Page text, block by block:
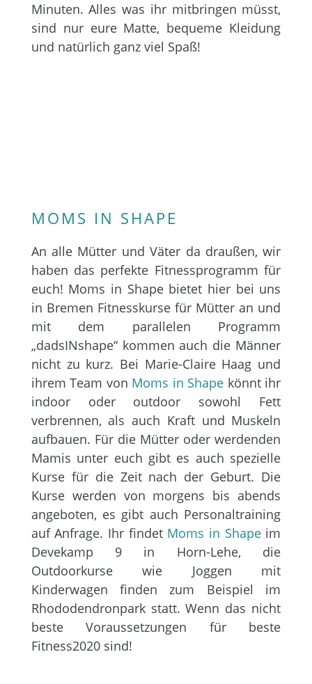
Minuten. Alles was ihr mitbringen müsst,
sind nur eure Matte, bequeme Kleidung
und natürlich ganz viel Spaß!
MOMS IN SHAPE
An alle Mütter und Väter da draußen, wir
haben das perfekte Fitnessprogramm für
euch! Moms in Shape bietet hier bei uns
in Bremen Fitnesskurse für Mütter an und
mit dem parallelen Programm
„dadsINshape“ kommen auch die Männer
nicht zu kurz. Bei Marie-Claire Haag und
ihrem Team von Moms in Shape könnt ihr
indoor oder outdoor sowohl Fett
verbrennen, als auch Kraft und Muskeln
aufbauen. Für die Mütter oder werdenden
Mamis unter euch gibt es auch spezielle
Kurse für die Zeit nach der Geburt. Die
Kurse werden von morgens bis abends
angeboten, es gibt auch Personaltraining
auf Anfrage. Ihr findet Moms in Shapeim
Devekamp 9 in Horn-Lehe, die
Outdoorkurse wie Joggen mit
Kinderwagen finden zum Beispiel im
Rhododendronpark statt. Wenn das nicht
beste Voraussetzungen für beste
Fitness2020 sind!